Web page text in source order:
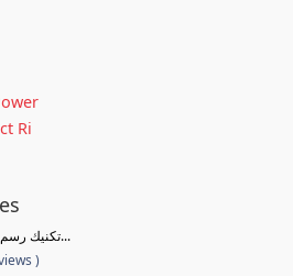
Ri
تكنيك رسم الاشجار بالماركر - د...
)